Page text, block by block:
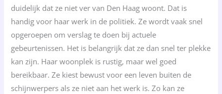
duidelijk dat ze niet ver van Den Haag woont. Dat is
handig voor haar werk in de politiek. Ze wordt vaak snel
opgeroepen om verslag te doen bij actuele
gebeurtenissen. Het is belangrijk dat ze dan snel ter plekke
kan zijn. Haar woonplek is rustig, maar wel goed
bereikbaar. Ze kiest bewust voor een leven buiten de
schijnwerpers als ze niet aan het werk is. Zo kan ze